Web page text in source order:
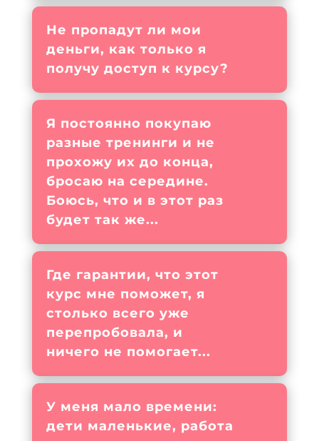
Не пропадут ли мои
деньги, как только я
получу доступ к курсу?
Я постоянно покупаю
разные тренинги и не
прохожу их до конца,
бросаю на середине.
Боюсь, что и в этот раз
будет так же...
Где гарантии, что этот
курс мне поможет, я
столько всего уже
перепробовала, и
ничего не помогает...
У меня мало времени:
дети маленькие, работа